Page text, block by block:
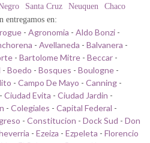
Santa Cruz Neuquen
Chaco
entregamos en:
- Agronomia - Aldo Bonzi -
- Avellaneda - Balvanera -
- Bartolome Mitre - Beccar -
- Boedo - Bosques - Boulogne -
- Campo De Mayo - Canning -
- Ciudad Evita - Ciudad Jardin -
- Colegiales - Capital Federal -
- Constitucion - Dock Sud - Don
- Ezeiza - Ezpeleta - Florencio